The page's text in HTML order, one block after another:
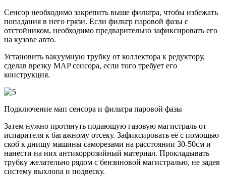
Сенсор необходимо закрепить выше фильтра, чтобы избежать
попадания в него грязи. Если фильтр паровой фазы с
отстойником, необходимо предварительно зафиксировать его
на кузове авто.
Установить вакуумную трубку от коллектора к редуктору,
сделав врезку MAP сенсора, если того требует его
конструкция.
Подключение мап сенсора и фильтра паровой фазы
Затем нужно протянуть подающую газовую магистраль от
испарителя к багажному отсеку. Зафиксировать её с помощью
скоб к днищу машины саморезами на расстоянии 30-50см и
нанести на них антикоррозийный материал. Прокладывать
трубку желательно рядом с бензиновой магистралью, не задев
систему выхлопа и подвеску.